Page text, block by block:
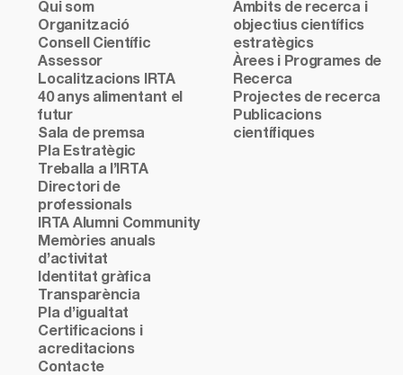
Qui som
Organització
Consell Científic
Assessor
Localitzacions IRTA
40 anys alimentant el
futur
Sala de premsa
Pla Estratègic
Treballa a l’IRTA
Directori de
professionals
IRTA Alumni Community
Memòries anuals
d’activitat
Identitat gràfica
Transparència
Pla d’igualtat
Certificacions i
acreditacions
Contacte
Àmbits de recerca i
objectius científics
estratègics
Àrees i Programes de
Recerca
Projectes de recerca
Publicacions
científiques